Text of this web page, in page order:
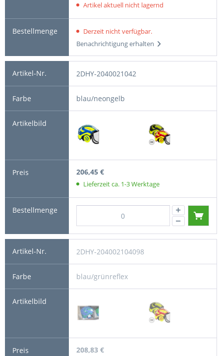
Artikel aktuell nicht lagernd
Derzeit nicht verfügbar.
Benachrichtigung erhalten
2DHY-2040021042
blau/neongelb
206,45 €
Lieferzeit ca. 1-3 Werktage
2DHY-204002104098
blau/grünreflex
208,83 €